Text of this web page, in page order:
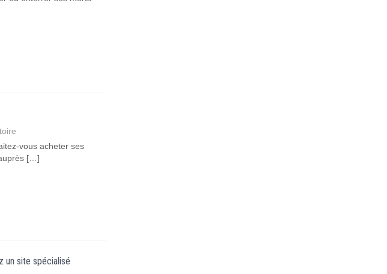
vous acheter ses
[…]
un site spécialisé